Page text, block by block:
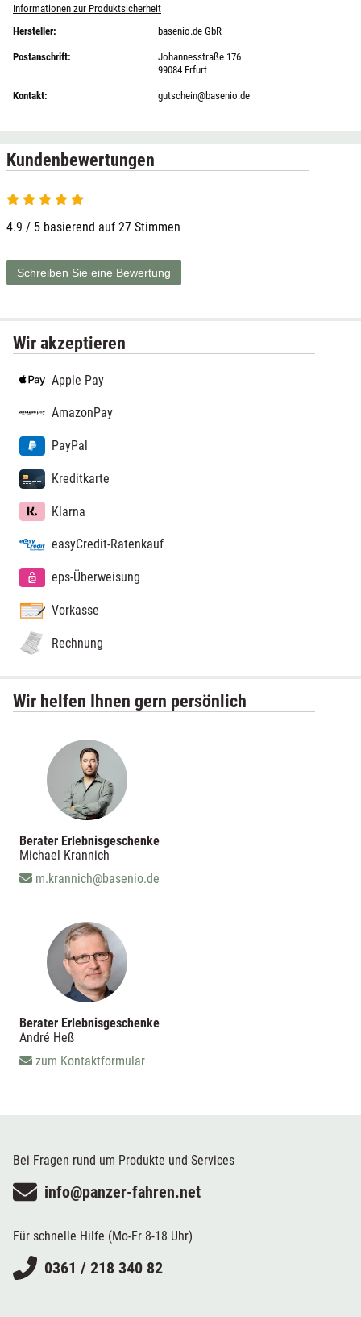
Informationen zur Produktsicherheit
Hersteller:
basenio.de GbR
Postanschrift:
Johannesstraße 176
99084 Erfurt
Kontakt: gutschein@basenio.de
Kundenbewertungen
4.9 / 5 basierend auf 27 Stimmen
Schreiben Sie eine Bewertung
Wir akzeptieren
Apple Pay
AmazonPay
PayPal
Kreditkarte
Klarna
easyCredit-Ratenkauf
eps-Überweisung
Vorkasse
Rechnung
Wir helfen Ihnen gern persönlich
Berater Erlebnisgeschenke
Michael Krannich
m.krannich@basenio.de
Berater Erlebnisgeschenke
André Heß
zum Kontaktformular
Bei Fragen rund um Produkte und Services
info@panzer-fahren.net
Für schnelle Hilfe (Mo-Fr 8-18 Uhr)
0361 / 218 340 82